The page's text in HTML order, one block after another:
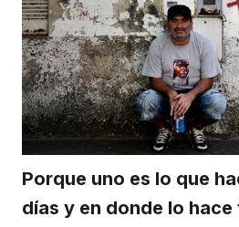
Porque uno es lo que
días y en donde lo